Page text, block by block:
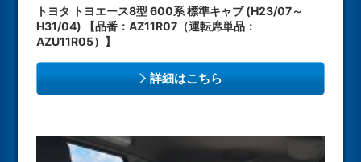
トヨタ トヨエース8型 600系 標準キャブ (H23/07～
H31/04) 【品番：AZ11R07（運転席単品：
AZU11R05）】
詳細はこちら